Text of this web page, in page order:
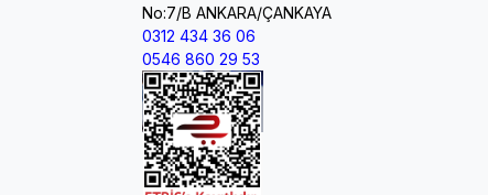
No:7/B ANKARA/ÇANKAYA
0312 434 36 06
0546 860 29 53